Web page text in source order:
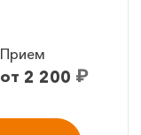
Прием
от 2 200 ₽